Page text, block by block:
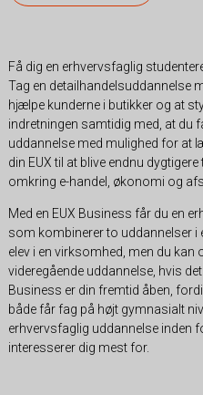
Få dig en erhvervsfaglig
Tag en detailhandelsuddannelse
hjælpe kunderne i butikker og at
indretningen samtidig med, at du
uddannelse med mulighed for at
din EUX til at blive endnu
omkring e-handel, økonomi og
Med en EUX Business får du en
som kombinerer to uddannelser i
elev i en virksomhed, men du kan
videregående uddannelse, hvis
Business er din fremtid åben,
både får fag på højt gymnasialt
erhvervsfaglig uddannelse inden
interesserer dig mest for.